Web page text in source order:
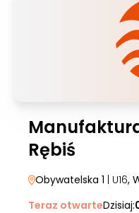
Rębiś
Obywatelska 1 | U16,
Teraz otwarteDzisiaj: